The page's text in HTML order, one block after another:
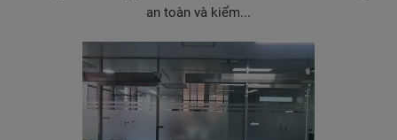
an toàn và kiểm...